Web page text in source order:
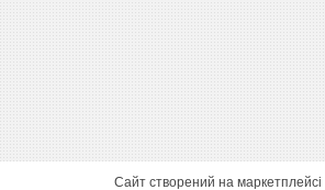
Сайт створений на маркетплейсі